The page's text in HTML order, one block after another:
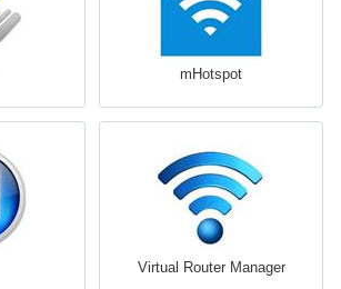
mHotspot
Virtual Router Manager